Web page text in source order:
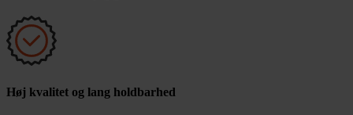
Høj kvalitet og lang holdbarhed